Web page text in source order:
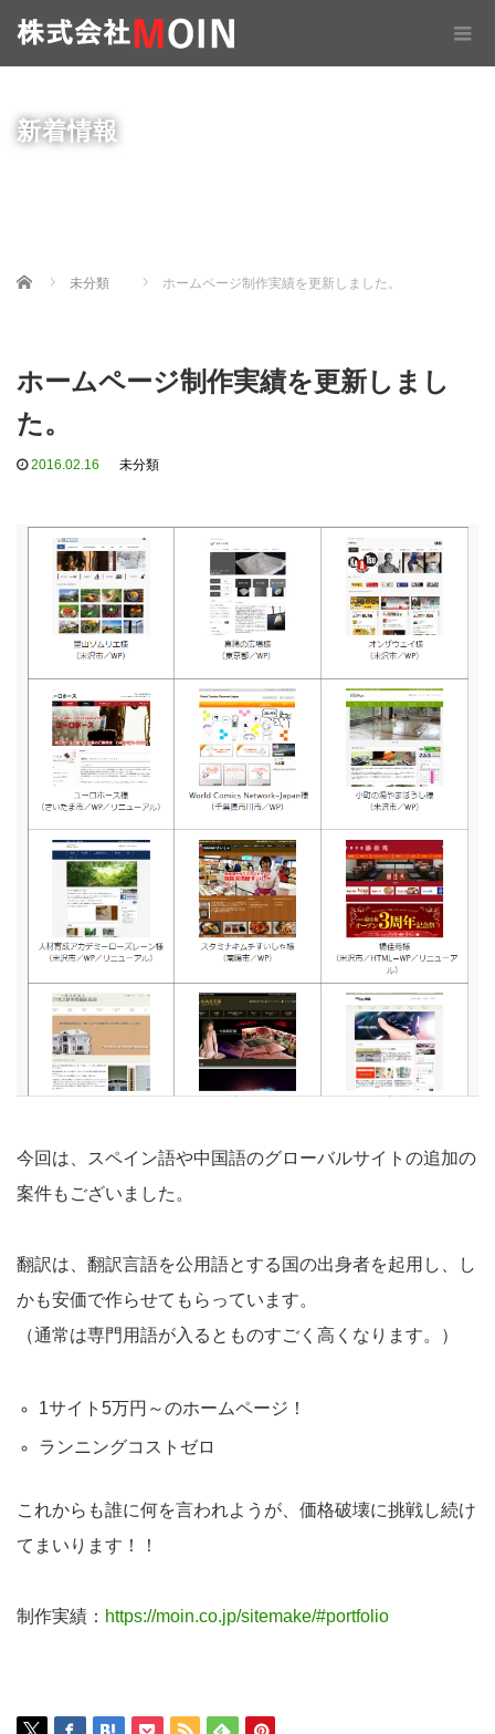
新着情報
Home 未分類 ホームページ制作実績を更新しました。
ホームページ制作実績を更新しまし
た。
2016.02.16 未分類
今回は、スペイン語や中国語のグローバルサイトの追加の
案件もございました。
翻訳は、翻訳言語を公用語とする国の出身者を起用し、し
かも安価で作らせてもらっています。
（通常は専門用語が入るとものすごく高くなります。）
1サイト5万円～のホームページ！
ランニングコストゼロ
これからも誰に何を言われようが、価格破壊に挑戦し続け
てまいります！！
制作実績： https://moin.co.jp/sitemake/#portfolio